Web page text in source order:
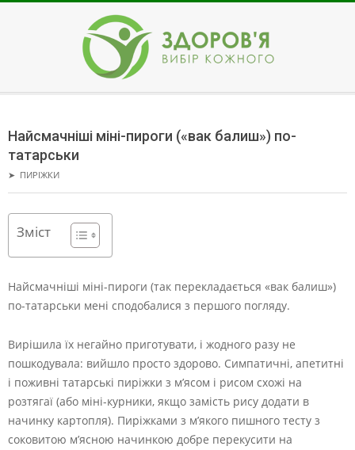
ЗДОРОВ'Я
Menu
Найсмачніші міні-пироги («вак балиш») по-
татарськи
➤ ПИРІЖКИ
Зміст
Найсмачніші міні-пироги (так перекладається «вак балиш»)
по-татарськи мені сподобалися з першого погляду.
Вирішила їх негайно приготувати, і жодного разу не
пошкодувала: вийшло просто здорово. Симпатичні, апетитні
і поживні татарські пиріжки з м’ясом і рисом схожі на
розтягаї (або міні-курники, якщо замість рису додати в
начинку картопля). Пиріжками з м’якого пишного тесту з
соковитою м’ясною начинкою добре перекусити на